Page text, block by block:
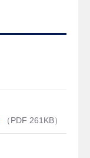
261KB